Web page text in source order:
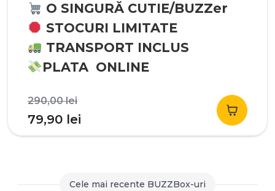
O SINGURĂ CUTIE/BUZZer
STOCURI LIMITATE
TRANSPORT INCLUS
PLATA ONLINE
290,00leiPrețul
inițial
a
290,00 lei.
79,90 lei
curent
79,90 lei.
Cele mai recente BUZZBox-uri